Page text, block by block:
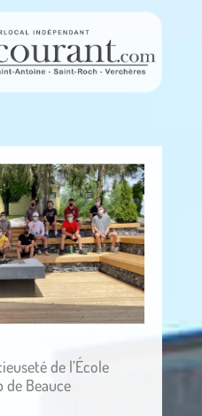
de l’École
de Beauce